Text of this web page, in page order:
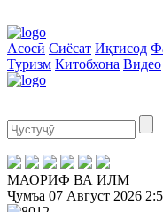
Асосӣ Сиёсат Иқтисод
Туризм Китобхона Видео
МАОРИФ ВА ИЛМ
Ҷумъа 07 Август 2026